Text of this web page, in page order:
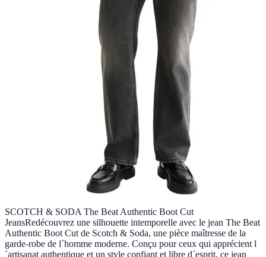
SCOTCH & SODA The Beat Authentic Boot Cut
JeansRedécouvrez une silhouette intemporelle avec le jean The Beat
Authentic Boot Cut de Scotch & Soda, une pièce maîtresse de la
garde-robe de l´homme moderne. Conçu pour ceux qui apprécient l
´artisanat authentique et un style confiant et libre d´esprit, ce jean